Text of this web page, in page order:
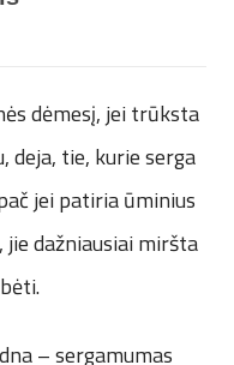
dėmesį, jei trūksta
deja, tie, kurie serga
jei patiria ūminius
dažniausiai miršta
– sergamumas